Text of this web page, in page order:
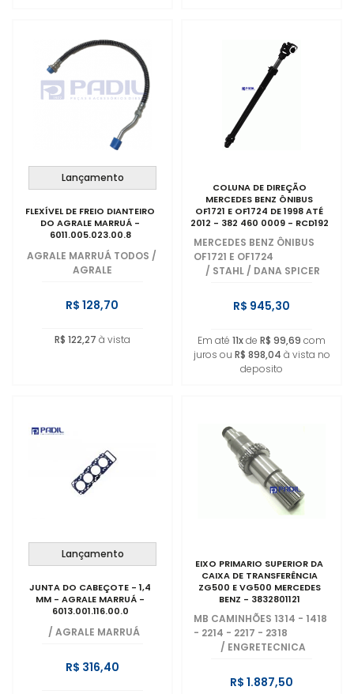
Lançamento
FLEXÍVEL DE FREIO DIANTEIRO
DO AGRALE MARRUÁ -
6011.005.023.00.8
AGRALE MARRUÁ TODOS /
AGRALE
R$ 128,70
R$ 122,27 à vista
COLUNA DE DIREÇÃO
MERCEDES BENZ ÔNIBUS
OF1721 E OF1724 DE 1998 ATÉ
2012 - 382 460 0009 - RCD192
MERCEDES BENZ ÔNIBUS
OF1721 E OF1724
/ STAHL / DANA SPICER
R$ 945,30
Em até 11xde R$ 99,69 com
juros ou R$ 898,04 à vista no
deposito
Lançamento
JUNTA DO CABEÇOTE - 1,4
MM - AGRALE MARRUÁ -
6013.001.116.00.0
/ AGRALE MARRUÁ
R$ 316,40
EIXO PRIMARIO SUPERIOR DA
CAIXA DE TRANSFERÊNCIA
ZG500 E VG500 MERCEDES
BENZ - 3832801121
MB CAMINHÕES 1314 - 1418
- 2214 - 2217 - 2318
/ ENGRETECNICA
R$ 1.887,50